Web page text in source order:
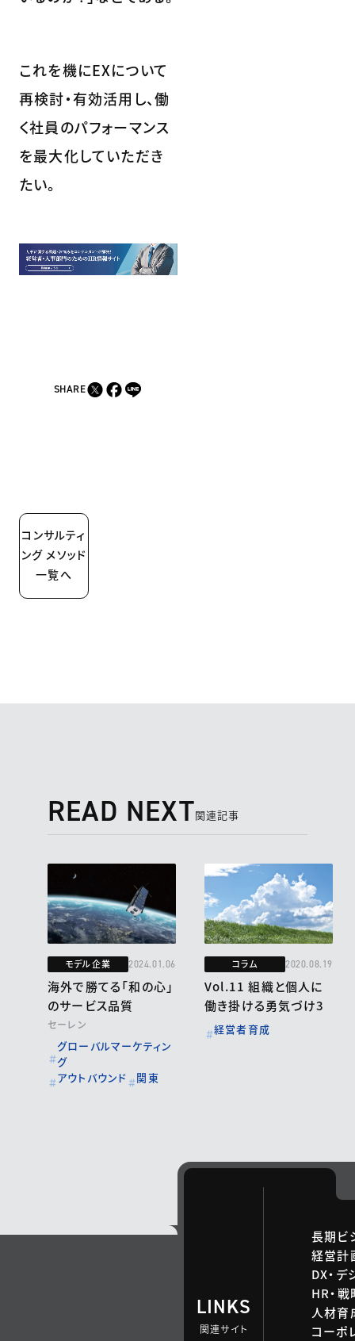
これを機にEXについて
再検討・有効活用し、働
く社員のパフォーマンス
を最大化していただき
たい。
SHARE
コンサルティ
ング メソッド
一覧へ
READ NEXT関連記事
モデル企業 2024.01.06
海外で勝てる「和の心」
のサービス品質
セーレン
グローバルマーケティン
グ
アウトバウンド
関東
コラム 2020.08.19
Vol.11 組織と個人に
働き掛ける勇気づけ3
経営者育成
LINKS
関連サイト
長期ビ
経営計
DX・デ
HR・
人材育
コーポ